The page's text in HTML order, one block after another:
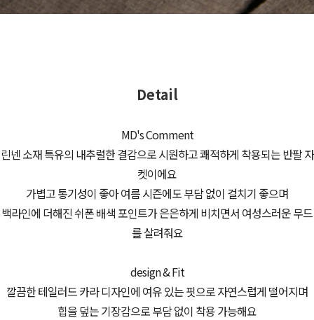
Detail
MD's Comment
린넨 소재 특유의 내추럴한 결감으로 시원하고 쾌적하게 착용되는 반팔 자
켓이에요
가볍고 통기성이 좋아 여름 시즌에도 부담 없이 걸치기 좋으며
백라인에 더해진 쉬폰 배색 포인트가 은은하게 비치면서 여성스러운 무드
를 살려줘요
design & Fit
깔끔한 테일러드 카라 디자인에 여유 있는 핏으로 자연스럽게 떨어지며
힙을 덮는 기장감으로 부담 없이 착용 가능해요